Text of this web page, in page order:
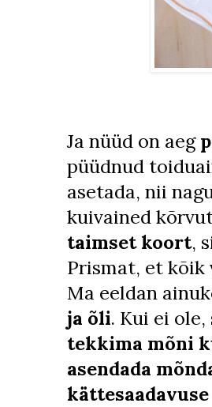
Ja nüüd on aeg
püüdnud
asetada, nii
kuivained
taimset koort,
Prismat, et
Ma eeldan
ja õli. Kui ei
tekkima mõni
asendada